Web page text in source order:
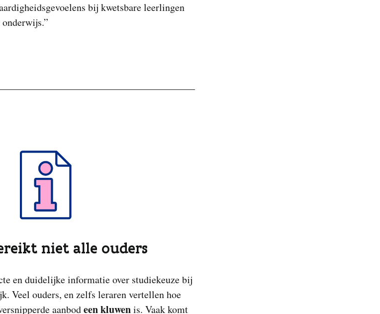
bij kwetsbare leerlingen
niet alle ouders
en duidelijke informatie over studiekeuze bij
Veel ouders, en zelfs leraren vertellen hoe
aanbodeen kluwenis. Vaak komt